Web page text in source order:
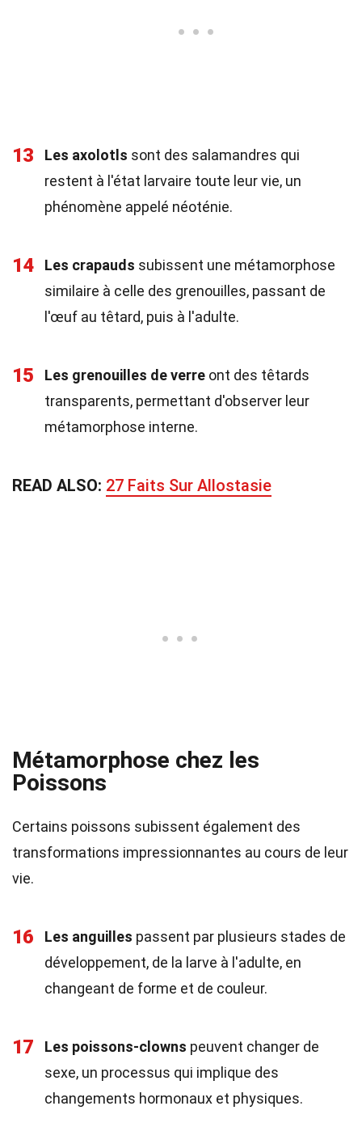
13 Les axolotls sont des salamandres qui
restent à l'état larvaire toute leur vie, un
phénomène appelé néoténie.
14 Les crapauds subissent une métamorphose
similaire à celle des grenouilles, passant de
l'œuf au têtard, puis à l'adulte.
15 Les grenouilles de verre ont des têtards
transparents, permettant d'observer leur
métamorphose interne.
READ ALSO: 27 Faits Sur Allostasie
Métamorphose chez les
Poissons
Certains poissons subissent également des
transformations impressionnantes au cours de leur
vie.
16 Les anguilles passent par plusieurs stades de
développement, de la larve à l'adulte, en
changeant de forme et de couleur.
17 Les poissons-clowns peuvent changer de
sexe, un processus qui implique des
changements hormonaux et physiques.